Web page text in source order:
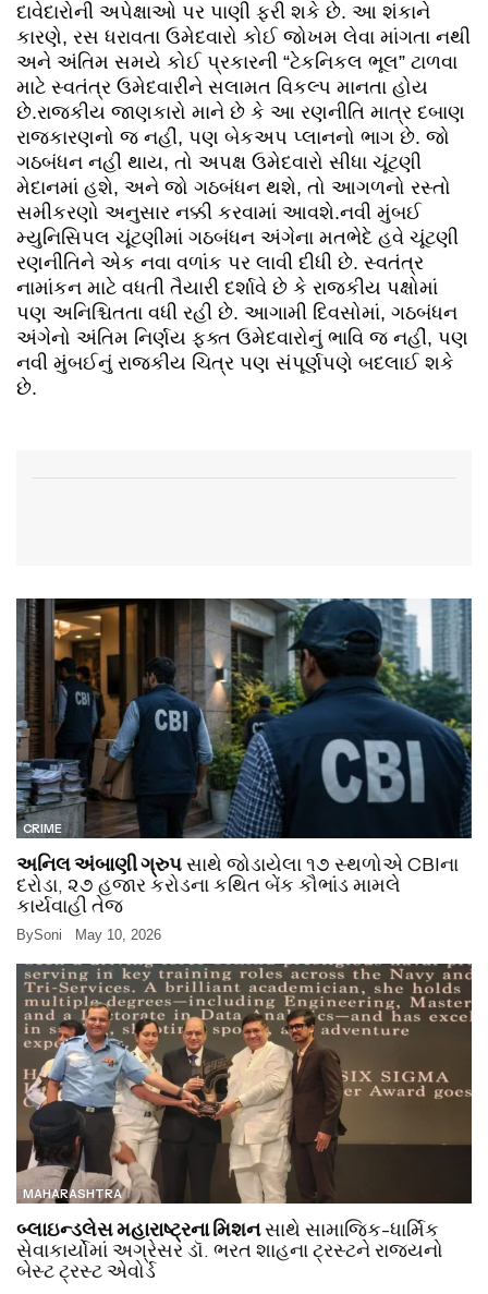
દાવેદારોની અપેક્ષાઓ પર પાણી ફરી શકે છે. આ શંકાને
કારણે, રસ ધરાવતા ઉમેદવારો કોઈ જોખમ લેવા માંગતા નથી
અને અંતિમ સમયે કોઈ પ્રકારની “ટેકનિકલ ભૂલ” ટાળવા
માટે સ્વતંત્ર ઉમેદવારીને સલામત વિકલ્પ માનતા હોય
છે.રાજકીય જાણકારો માને છે કે આ રણનીતિ માત્ર દબાણ
રાજકારણનો જ નહીં, પણ બેકઅપ પ્લાનનો ભાગ છે. જો
ગઠબંધન નહીં થાય, તો અપક્ષ ઉમેદવારો સીધા ચૂંટણી
મેદાનમાં હશે, અને જો ગઠબંધન થશે, તો આગળનો રસ્તો
સમીકરણો અનુસાર નક્કી કરવામાં આવશે.નવી મુંબઈ
મ્યુનિસિપલ ચૂંટણીમાં ગઠબંધન અંગેના મતભેદે હવે ચૂંટણી
રણનીતિને એક નવા વળાંક પર લાવી દીધી છે. સ્વતંત્ર
નામાંકન માટે વધતી તૈયારી દર્શાવે છે કે રાજકીય પક્ષોમાં
પણ અનિશ્ચિતતા વધી રહી છે. આગામી દિવસોમાં, ગઠબંધન
અંગેનો અંતિમ નિર્ણય ફક્ત ઉમેદવારોનું ભાવિ જ નહીં, પણ
નવી મુંબઈનું રાજકીય ચિત્ર પણ સંપૂર્ણપણે બદલાઈ શકે
છે.
CRIME
અનિલ અંબાણી ગ્રુપસાથે જોડાયેલા ૧૭ સ્થળોએ CBIના
દરોડા, ૨૭ હજાર કરોડના કથિત બેંક કૌભાંડ મામલે
કાર્યવાહી તેજ
BySoni May 10, 2026
MAHARASHTRA
બ્લાઇન્ડલેસ મહારાષ્ટ્રના મિશનસાથે સામાજિક-ધાર્મિક
સેવાકાર્યોમાં અગ્રેસર ડૉ. ભરત શાહના ટ્રસ્ટને રાજ્યનો
બેસ્ટ ટ્રસ્ટ એવોર્ડ